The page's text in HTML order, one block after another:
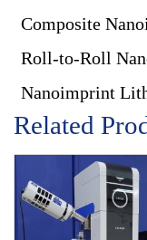
Composite
Roll-to-Roll
Nanoimprint
Related